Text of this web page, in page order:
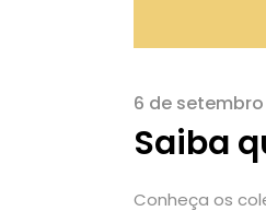
6 de
Saiba
Conheça os